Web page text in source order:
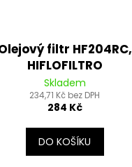
filtr HF204RC,
HIFLOFILTRO
Skladem
234,71 Kč bez DPH
284 Kč
DO KOŠÍKU